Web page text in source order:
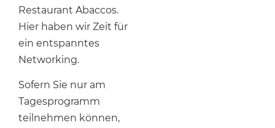
Restaurant Abaccos.
Hier haben wir Zeit für
ein entspanntes
Networking.
Sofern Sie nur am
Tagesprogramm
teilnehmen können,